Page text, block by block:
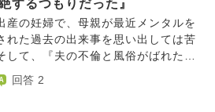
いか、これ以上傷つけたらどうし
、頭の中がぐるぐるしています。
とを、まだ引っ越す予定もないのに
どういう考え方をしたら良いで
するつもりだった』
の妊婦で、母親が最近メンタルを
れた過去の出来事を思い出しては苦
して、『夫の不倫と風俗がばれたと
たから中絶して離婚すると言った』
絶はいいが離婚はしないでと言わ
回答 2